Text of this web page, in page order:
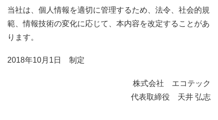
当社は、個人情報を適切に管理するため、法令、社会的規
範、情報技術の変化に応じて、本内容を改定することがあ
ります。
2018年10月1日 制定
株式会社 エコテック
代表取締役 天井 弘志